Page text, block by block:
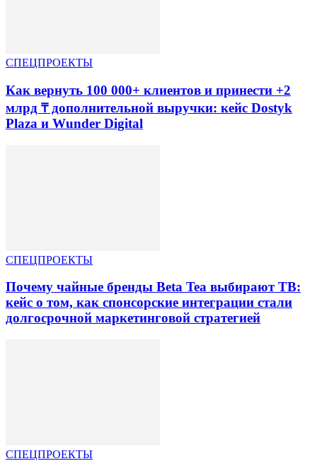
СПЕЦПРОЕКТЫ
Как вернуть 100 000+ клиентов и принести +2
млрд ₸ дополнительной выручки: кейс Dostyk
Plaza и Wunder Digital
СПЕЦПРОЕКТЫ
Почему чайные бренды Beta Tea выбирают ТВ:
кейс о том, как спонсорские интеграции стали
долгосрочной маркетинговой стратегией
СПЕЦПРОЕКТЫ